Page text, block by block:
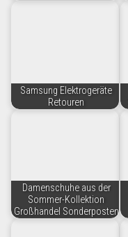
Samsung Elektrogeräte
Retouren
Damenschuhe aus der
Sommer-Kollektion
Großhandel Sonderposten